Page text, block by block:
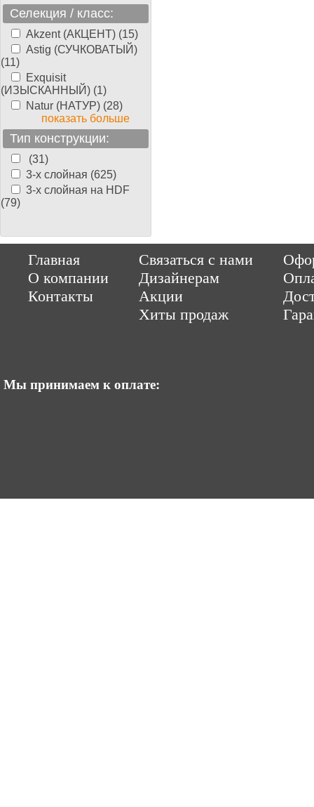
Селекция / класс:
Akzent (АКЦЕНТ) (15)
Astig (СУЧКОВАТЫЙ)
(11)
Exquisit
(ИЗЫСКАННЫЙ) (1)
Natur (НАТУР) (28)
показать больше
Тип конструкции:
(31)
3-х слойная (625)
3-х слойная на HDF
(79)
Главная
О компании
Контакты
Связаться с нами
Дизайнерам
Акции
Хиты продаж
Мы принимаем к оплате:
ItCompany Продвижение сайтов by «ВзлЁт»